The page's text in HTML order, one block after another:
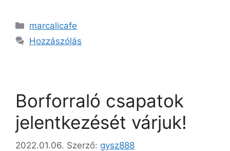
marcalicafe
Hozzászólás
Borforraló csapatok
jelentkezését várjuk!
2022.01.06. Szerző: gysz888